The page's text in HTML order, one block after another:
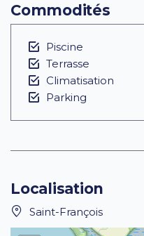
Commodités
Piscine
Terrasse
Climatisation
Parking
Localisation
Saint-François